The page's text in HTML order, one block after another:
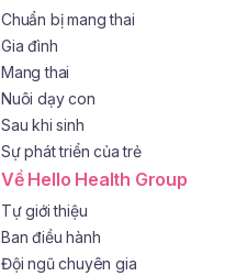
Chuẩn bị mang thai
Gia đình
Mang thai
Nuôi dạy con
Sau khi sinh
Sự phát triển của trẻ
Về Hello Health Group
Tự giới thiệu
Ban điều hành
Đội ngũ chuyên gia